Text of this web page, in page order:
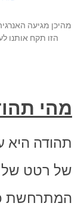
מהיכן מגיעה
הזו תקח אותנו
מהי
תהודה היא
של רטט של
המתרחשת